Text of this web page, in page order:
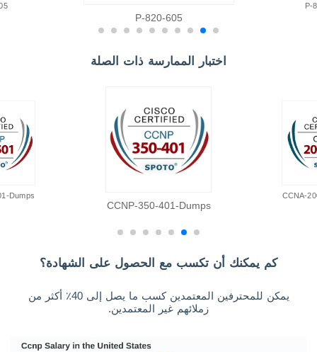
820-605-P
اختبار الممارسة ذات الصلة
CCNA-
CCNP-350-401-Dumps
Dumps
كم يمكنك أن تكسب مع الحصول على الشهادة؟
يمكن للمحترفين المعتمدين كسب ما يصل إلى 40٪ أكثر من
زملائهم غير المعتمدين.